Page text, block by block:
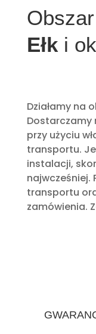
Ełk i
Działamy na
Dostarczamy
przy użyciu
transportu.
instalacji,
najwcześniej.
transportu
zamówienia.